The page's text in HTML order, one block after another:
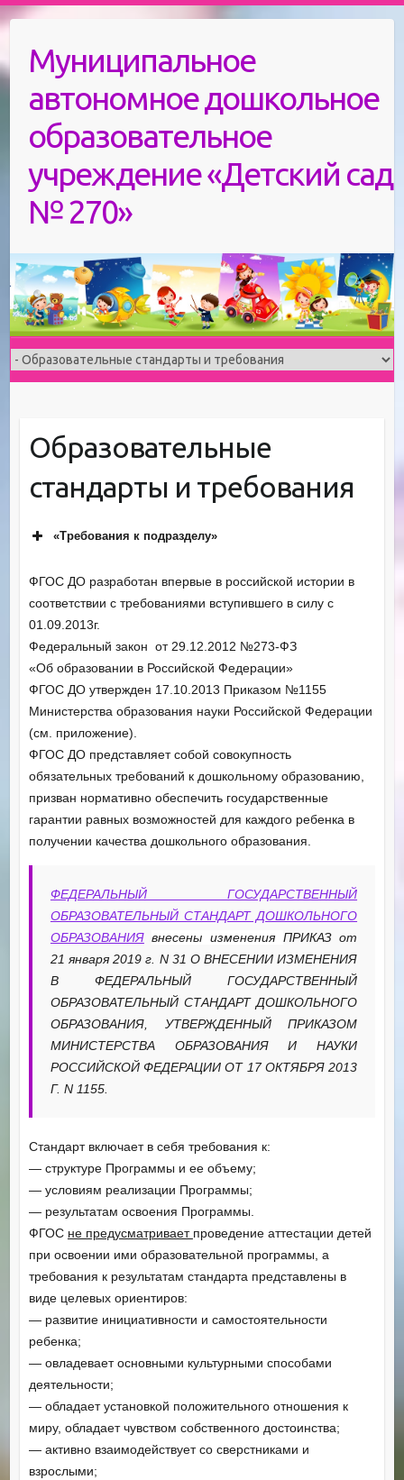
Skip
contentМуниципальное
автономное дошкольное
образовательное
учреждение «Детский сад
№ 270»
Образовательные
стандарты и требования
«Требования к подразделу»
ФГОС ДО разработан впервые в российской истории в
соответствии с требованиями вступившего в силу с
01.09.2013г.
Федеральный закон от 29.12.2012 №273-ФЗ
«Об образовании в Российской Федерации»
ФГОС ДО утвержден 17.10.2013 Приказом №1155
Министерства образования науки Российской Федерации
(см. приложение).
ФГОС ДО представляет собой совокупность
обязательных требований к дошкольному образованию,
призван нормативно обеспечить государственные
гарантии равных возможностей для каждого ребенка в
получении качества дошкольного образования.
ФЕДЕРАЛЬНЫЙ ГОСУДАРСТВЕННЫЙ
ОБРАЗОВАТЕЛЬНЫЙ СТАНДАРТ ДОШКОЛЬНОГО
ОБРАЗОВАНИЯ внесены изменения ПРИКАЗ от
21 января 2019 г. N 31 О ВНЕСЕНИИ ИЗМЕНЕНИЯ
В ФЕДЕРАЛЬНЫЙ ГОСУДАРСТВЕННЫЙ
ОБРАЗОВАТЕЛЬНЫЙ СТАНДАРТ ДОШКОЛЬНОГО
ОБРАЗОВАНИЯ, УТВЕРЖДЕННЫЙ ПРИКАЗОМ
МИНИСТЕРСТВА ОБРАЗОВАНИЯ И НАУКИ
РОССИЙСКОЙ ФЕДЕРАЦИИ ОТ 17 ОКТЯБРЯ 2013
Г. N 1155.
Стандарт включает в себя требования к:
— структуре Программы и ее объему;
— условиям реализации Программы;
— результатам освоения Программы.
ФГОС не предусматривает проведение аттестации детей
при освоении ими образовательной программы, а
требования к результатам стандарта представлены в
виде целевых ориентиров:
— развитие инициативности и самостоятельности
ребенка;
— овладевает основными культурными способами
деятельности;
— обладает установкой положительного отношения к
миру, обладает чувством собственного достоинства;
— активно взаимодействует со сверстниками и
взрослыми;